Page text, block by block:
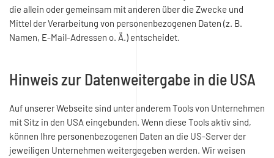
die allein oder gemeinsam mit anderen über die Zwecke und
Mittel der Verarbeitung von personenbezogenen Daten (z. B.
Namen, E-Mail-Adressen o. Ä.) entscheidet.
Hinweis zur Datenweitergabe in die USA
Auf unserer Webseite sind unter anderem Tools von Unternehmen
mit Sitz in den USA eingebunden. Wenn diese Tools aktiv sind,
können Ihre personenbezogenen Daten an die US-Server der
jeweiligen Unternehmen weitergegeben werden. Wir weisen